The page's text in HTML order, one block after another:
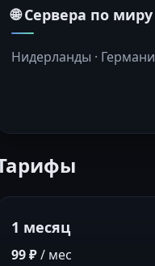
🌐 Сервера по миру
Нидерланды ·
1 месяц
99 ₽/ мес